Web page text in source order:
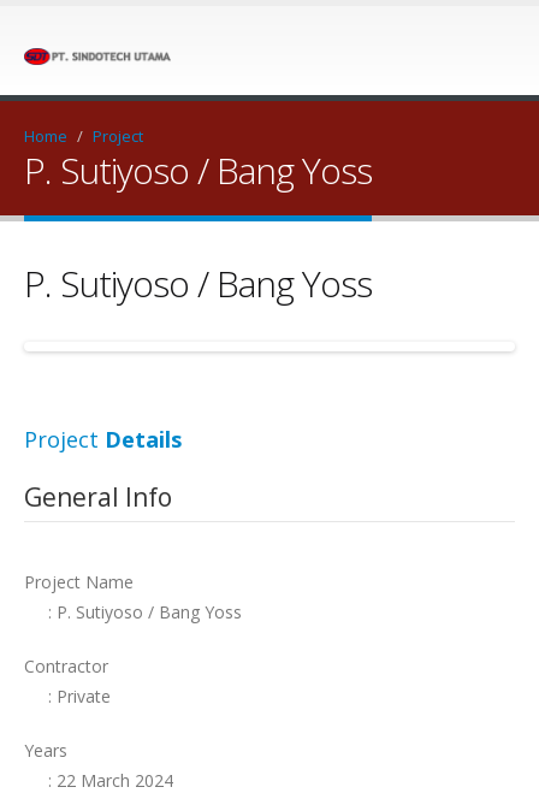
Home / Project
P. Sutiyoso / Bang Yoss
P. Sutiyoso / Bang Yoss
Project Details
General Info
Project Name
: P. Sutiyoso / Bang Yoss
Contractor
: Private
Years
: 22 March 2024